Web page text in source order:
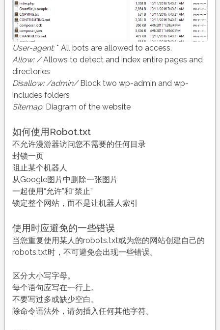
User-agent:* All bots are allowed to access.
Allow: /Allows to detect and index entire pages and
directories
Disallow: /admin/Block two wp-admin and wp-
includes folders
Sitemap:Diagram of the website
如何使用Robot.txt
不允许漫游器访问您不需要的任何目录
封锁一页
阻止某个机器人
从Google图片中删除一张图片
一起使用“允许”和“禁止”
锁定整个网站，而不是让机器人索引
使用时应避免的一些错误
当您重复使用某人的robots.txt或为您的网站创建自己的
robots.txt时，不可避免会出现一些错误。
区分大小写字母。
每个语句应写在一行上。
不要写过多或缺少空白。
除命令语法外，请勿插入任何其他字符。